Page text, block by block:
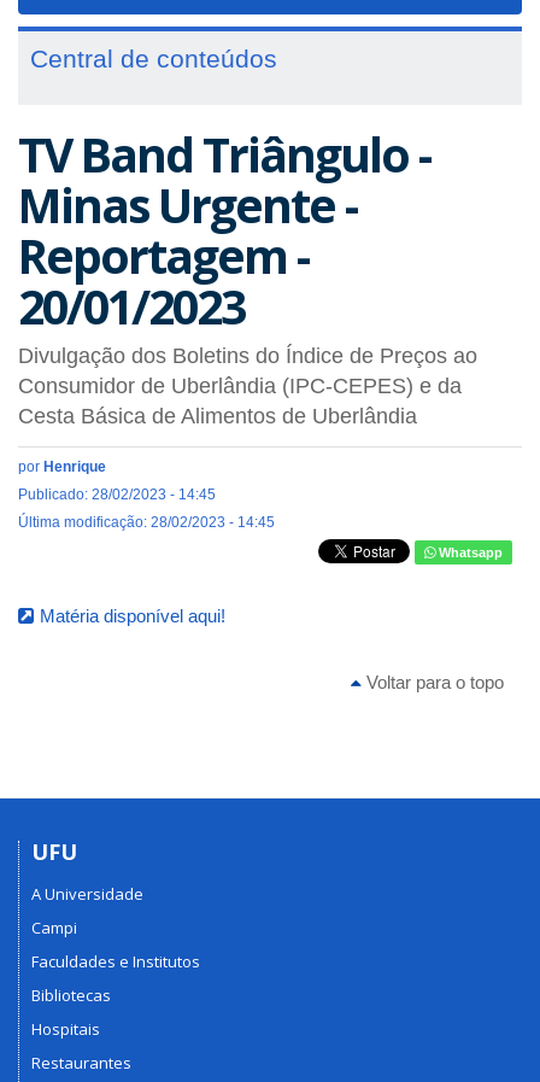
Central de conteúdos
TV Band Triângulo -
Minas Urgente -
Reportagem -
20/01/2023
Divulgação dos Boletins do Índice de Preços ao
Consumidor de Uberlândia (IPC-CEPES) e da
Cesta Básica de Alimentos de Uberlândia
por Henrique
Publicado: 28/02/2023 - 14:45
Última modificação: 28/02/2023 - 14:45
Whatsapp
Matéria disponível aqui!
Voltar para o topo
UFU
A Universidade
Campi
Faculdades e Institutos
Bibliotecas
Hospitais
Restaurantes